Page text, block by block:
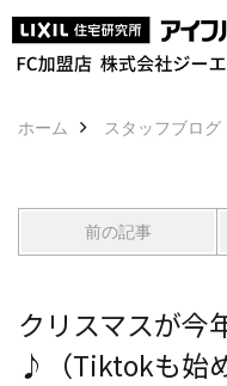
ホーム スタッフブログ
前の記事
クリスマスが今
♪（Tiktokも始